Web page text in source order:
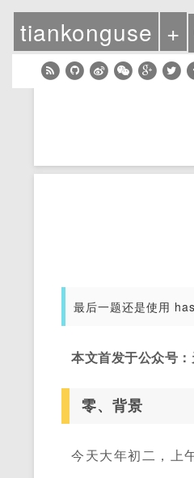
最后一题还是使用
本文首发于公众号
零、背景
今天大年初二，上
tiankonguse +